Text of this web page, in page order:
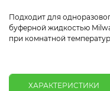
Подходит для
буферной жидкостью
при комнатной
ХАРАКТЕРИСТИКИ